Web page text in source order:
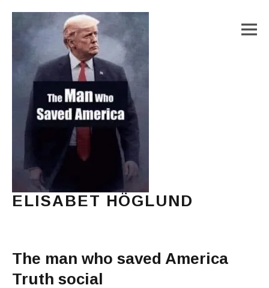
ELISABET HÖGLUND
The man who saved America
Truth social